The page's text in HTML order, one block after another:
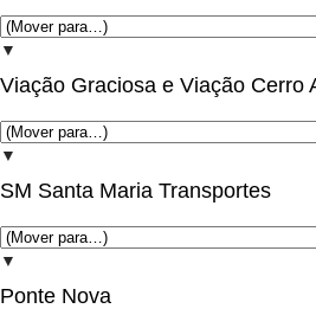
▼
Viação Graciosa e Viação Cerro
▼
SM Santa Maria Transportes
▼
Ponte Nova